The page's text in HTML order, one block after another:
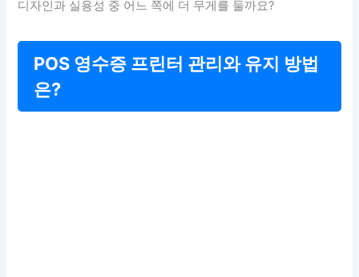
디자인과 실용성 중 어느 쪽에 더 무게를 둘까요?
POS 영수증 프린터 관리와 유지 방법
은?